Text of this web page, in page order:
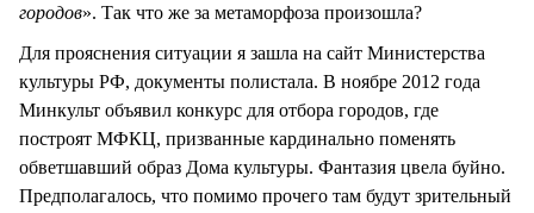
городов». Так что же за метаморфоза произошла?
Для прояснения ситуации я зашла на сайт Министерства
культуры РФ, документы полистала. В ноябре 2012 года
Минкульт объявил конкурс для отбора городов, где
построят МФКЦ, призванные кардинально поменять
обветшавший образ Дома культуры. Фантазия цвела буйно.
Предполагалось, что помимо прочего там будут зрительный